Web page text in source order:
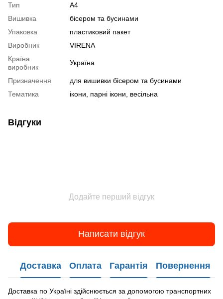
Тип
А4
Вишивка
бісером та бусинами
Упаковка
пластиковий пакет
Виробник
VIRENA
Країна
виробник
Україна
Призначення
для вишивки бісером та бусинами
Тематика
ікони, парні ікони, весільна
Відгуки
Додайте перший відгук
Написати відгук
Доставка Оплата Гарантія Повернення
Доставка по Україні здійснюється за допомогою транспортних